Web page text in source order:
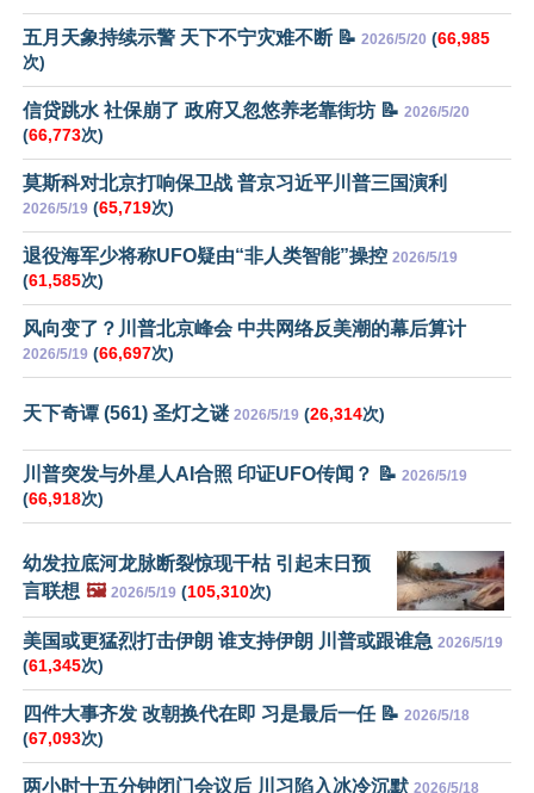
五月天象持续示警 天下不宁灾难不断 📝 2026/5/20 (66,985
次)
信贷跳水 社保崩了 政府又忽悠养老靠街坊 📝 2026/5/20
(66,773次)
莫斯科对北京打响保卫战 普京习近平川普三国演利
2026/5/19 (65,719次)
退役海军少将称UFO疑由“非人类智能”操控 2026/5/19
(61,585次)
风向变了？川普北京峰会 中共网络反美潮的幕后算计
2026/5/19 (66,697次)
天下奇谭 (561) 圣灯之谜 2026/5/19 (26,314次)
川普突发与外星人AI合照 印证UFO传闻？ 📝 2026/5/19
(66,918次)
幼发拉底河龙脉断裂惊现干枯 引起末日预
言联想 🖼️ 2026/5/19 (105,310次)
美国或更猛烈打击伊朗 谁支持伊朗 川普或跟谁急 2026/5/19
(61,345次)
四件大事齐发 改朝换代在即 习是最后一任 📝 2026/5/18
(67,093次)
两小时十五分钟闭门会议后 川习陷入冰冷沉默 2026/5/18